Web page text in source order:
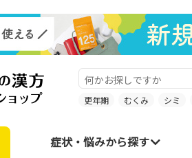
更年期 むくみ シミ
症状・悩みから探す